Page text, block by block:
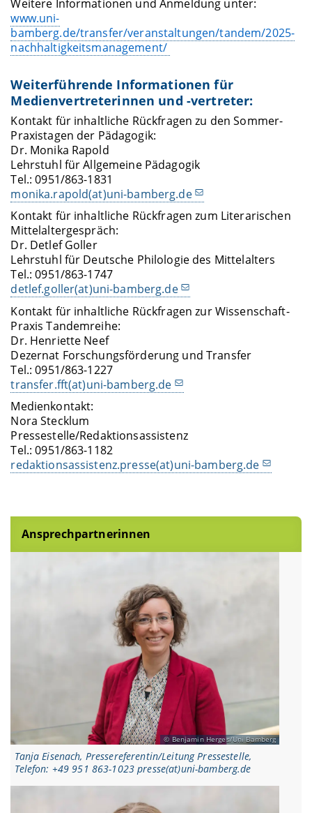
Weitere Informationen und Anmeldung unter:
www.uni-
bamberg.de/transfer/veranstaltungen/tandem/2025-
nachhaltigkeitsmanagement/
Weiterführende Informationen für
Medienvertreterinnen und -vertreter:
Kontakt für inhaltliche Rückfragen zu den Sommer-
Praxistagen der Pädagogik:
Dr. Monika Rapold
Lehrstuhl für Allgemeine Pädagogik
Tel.: 0951/863-1831
monika.rapold(at)uni-bamberg.de
Kontakt für inhaltliche Rückfragen zum Literarischen
Mittelaltergespräch:
Dr. Detlef Goller
Lehrstuhl für Deutsche Philologie des Mittelalters
Tel.: 0951/863-1747
detlef.goller(at)uni-bamberg.de
Kontakt für inhaltliche Rückfragen zur Wissenschaft-
Praxis Tandemreihe:
Dr. Henriette Neef
Dezernat Forschungsförderung und Transfer
Tel.: 0951/863-1227
transfer.fft(at)uni-bamberg.de
Medienkontakt:
Nora Stecklum
Pressestelle/Redaktionsassistenz
Tel.: 0951/863-1182
redaktionsassistenz.presse(at)uni-bamberg.de
Ansprechpartnerinnen
Benjamin Herges/Uni Bamberg
Tanja Eisenach, Pressereferentin/Leitung Pressestelle,
Telefon: +49 951 863-1023 presse(at)uni-bamberg.de